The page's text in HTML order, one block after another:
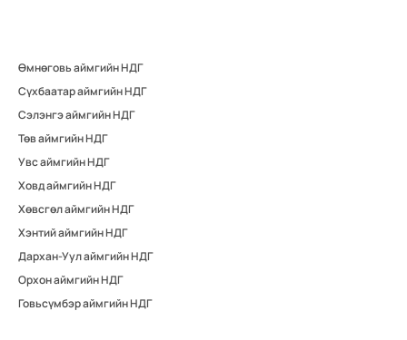
Өмнөговь аймгийн НДГ
Сүхбаатар аймгийн НДГ
Сэлэнгэ аймгийн НДГ
Төв аймгийн НДГ
Увс аймгийн НДГ
Ховд аймгийн НДГ
Хөвсгөл аймгийн НДГ
Хэнтий аймгийн НДГ
Дархан-Уул аймгийн НДГ
Орхон аймгийн НДГ
Говьсүмбэр аймгийн НДГ